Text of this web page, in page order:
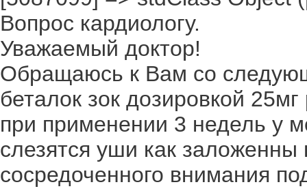
Вопрос кардиологу.
Уважаемый доктор!
Обращаюсь к Вам со
беталок зок дозировкой
при применении 3 недель у
слезятся уши как заложенны
сосредоченного внимания